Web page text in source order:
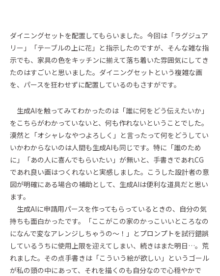
ダイニングセットを配置してもらいました。今回は「ラグジュア
リー」「テーブルの上に花」と指示したのですが、そんな雑な指
示でも、家具の色をキッチンに揃えて落ち着いた雰囲気にしてき
たのはすごいと思いました。ダイニングセットという複雑な画
を、パースを狂わせずに配置しているのもさすがです。
生成AIを触ってみてわかったのは「誰に何をどう伝えたいか」
をこちらがわかっていないと、何も作れないということでした。
漠然と「オシャレなやつよろしく」と言ったって何をどうしてい
いかわからないのは人間も生成AIも同じです。特に「誰のため
に」「あの人に喜んでもらいたい」が無いと、手書きであれCG
であれ良い画はつくれないと実感しました。こうした設計者の意
図が明確にある場合の補助として、生成AIは便利な道具だと思い
ます。
生成AIに申請用パースを作ってもらっているときの、自分の気
持ちも面白かったです。「ここがこの家のかっこいいところなの
になんで変なアレンジしちゃうの～！」とプロンプトを試行錯誤
しているうちに使用上限を迎えてしまい、続きはまた明日…。荒
れました。その点手書きは「こういう絵が欲しい」というゴール
が私の頭の中にあって、それを描くのも自分なので心穏やかで